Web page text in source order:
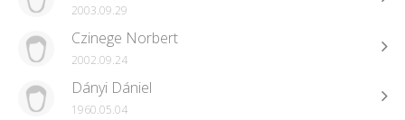
2003.09.29
Czinege Norbert
2002.09.24
Dányi Dániel
1960.05.04